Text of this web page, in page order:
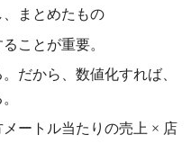
まとめたもの
ことが重要。
だから、数値化すれば、
ートル当たりの売上 × 店